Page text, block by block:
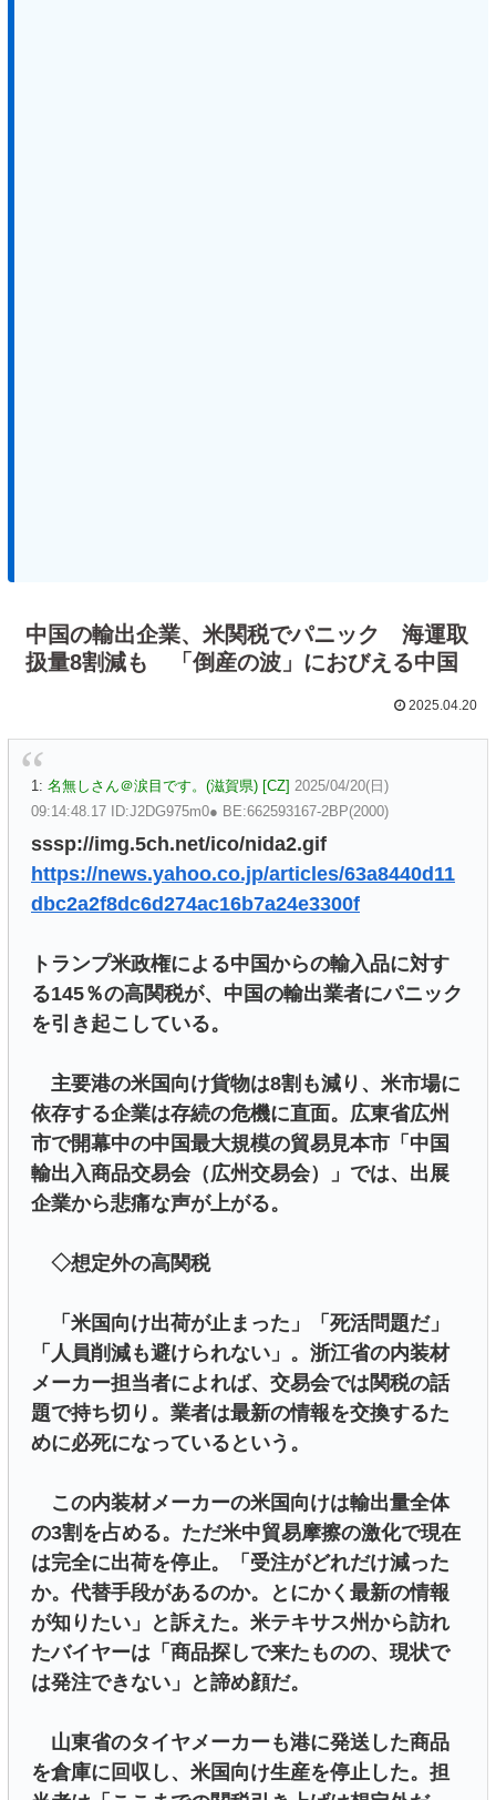
中国の輸出企業、米関税でパニック 海運取
扱量8割減も 「倒産の波」におびえる中国
2025.04.20
1: 名無しさん＠涙目です。(滋賀県) [CZ] 2025/04/20(日)
09:14:48.17 ID:J2DG975m0● BE:662593167-2BP(2000)
sssp://img.5ch.net/ico/nida2.gif
https://news.yahoo.co.jp/articles/63a8440d11
dbc2a2f8dc6d274ac16b7a24e3300f
トランプ米政権による中国からの輸入品に対す
る145％の高関税が、中国の輸出業者にパニック
を引き起こしている。
主要港の米国向け貨物は8割も減り、米市場に
依存する企業は存続の危機に直面。広東省広州
市で開幕中の中国最大規模の貿易見本市「中国
輸出入商品交易会（広州交易会）」では、出展
企業から悲痛な声が上がる。
◇想定外の高関税
「米国向け出荷が止まった」「死活問題だ」
「人員削減も避けられない」。浙江省の内装材
メーカー担当者によれば、交易会では関税の話
題で持ち切り。業者は最新の情報を交換するた
めに必死になっているという。
この内装材メーカーの米国向けは輸出量全体
の3割を占める。ただ米中貿易摩擦の激化で現在
は完全に出荷を停止。「受注がどれだけ減った
か。代替手段があるのか。とにかく最新の情報
が知りたい」と訴えた。米テキサス州から訪れ
たバイヤーは「商品探しで来たものの、現状で
は発注できない」と諦め顔だ。
山東省のタイヤメーカーも港に発送した商品
を倉庫に回収し、米国向け生産を停止した。担